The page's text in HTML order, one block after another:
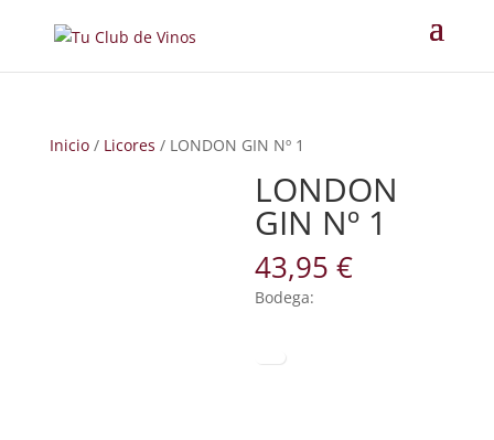
Inicio/ Licores / LONDON GIN Nº 1
LONDON
GIN Nº 1
43,95€
Bodega: